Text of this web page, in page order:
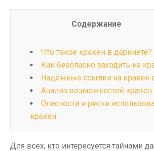
Содержание
Что такое кракен в даркнете?
Как безопасно заходить на
Надёжные ссылки на кракен
Анализ возможностей кракен
Опасности и риски
кракен
Для всех, кто интересуется тайнами